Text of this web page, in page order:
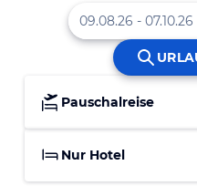
Pauschalreise
Nur Hotel